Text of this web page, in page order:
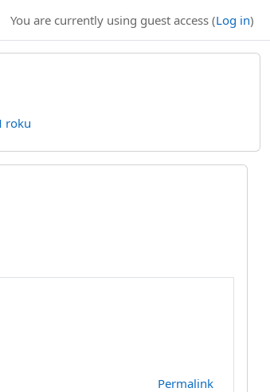
You are currently using guest access (Log in)
roku
Permalink